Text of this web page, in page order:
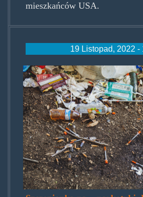
mieszkańców USA.
19 Listopad, 2022 -
jonathan-
wa2xmxhy-